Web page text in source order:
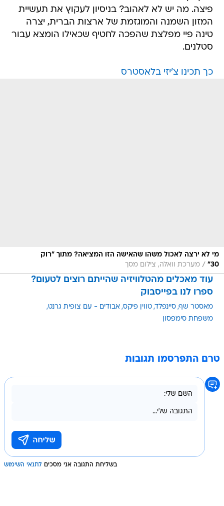
פיצה. מה יש לא לאהוב? בניסיון לעקוץ את תעשיית
המזון השמנה והמוגזמת של ארצות הברית, יצרה
טינה פיי מפלצת שהפכה לחטיף שכאילו הומצא עבור
סטלנים.
כך תכינו צ'יזי בלאסטרס
מי לא ירצה לאכול משהו שהאישה הזו המציאה? מתוך "רוק
30"
/ מערכת וואלה, צילום מסך
עוד מאכלים מהטלוויזיה שהייתם רוצים לטעום?
ספרו לנו בפייסבוק
מאסטר שף סיינפלד טווין פיקס אבודים - עם צופית גרנט
משפחת סימפסון
טרם התפרסמו תגובות
בשליחת התגובה אני מסכים לתנאי השימוש